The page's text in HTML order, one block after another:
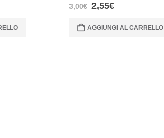
3,00€ 2,55€
AGGIUNGI AL CARRELLO